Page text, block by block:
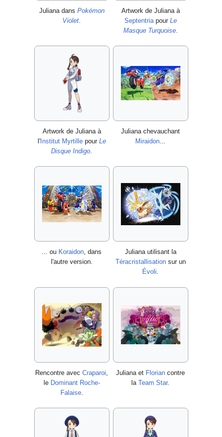
Juliana dans Pokémon
Violet
Artwork de Juliana à
Septentriapour Le
Masque Turquoise.
Artwork de Juliana à
l'Institut Myrtillepour Le
Disque Indigo
Juliana chevauchant
Miraidon
... ou Koraidon, dans
l'autre version.
Juliana utilisant la
Téracristallisationsur un
Évoli.
Rencontre avec Craparoi
le Dominant Roche-
Falaise.
Juliana et Florian contre
la Team Star.